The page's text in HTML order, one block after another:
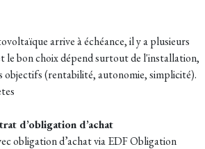
arrive à échéance, il y a plusieurs
le bon choix dépend surtout de l'installation,
objectifs (rentabilité, autonomie, simplicité).
d’obligation d’achat
obligation d’achat via EDF Obligation